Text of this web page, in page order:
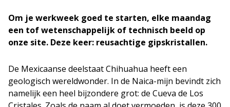
Om je werkweek goed te starten, elke maandag
een tof wetenschappelijk of technisch beeld op
onze site. Deze keer: reusachtige gipskristallen.
De Mexicaanse deelstaat Chihuahua heeft een
geologisch wereldwonder. In de Naica-mijn bevindt zich
namelijk een heel bijzondere grot: de Cueva de Los